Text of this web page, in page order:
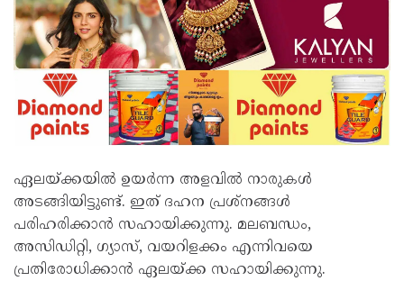
ഏലയ്ക്കയിൽ ഉയർന്ന അളവിൽ നാരുകൾ
അടങ്ങിയിട്ടുണ്ട്. ഇത് ദഹന പ്രശ്നങ്ങൾ
പരിഹരിക്കാൻ സഹായിക്കുന്നു. മലബന്ധം,
അസിഡിറ്റി, ഗ്യാസ്, വയറിളക്കം എന്നിവയെ
പ്രതിരോധിക്കാൻ ഏലയ്ക്ക സഹായിക്കുന്നു.